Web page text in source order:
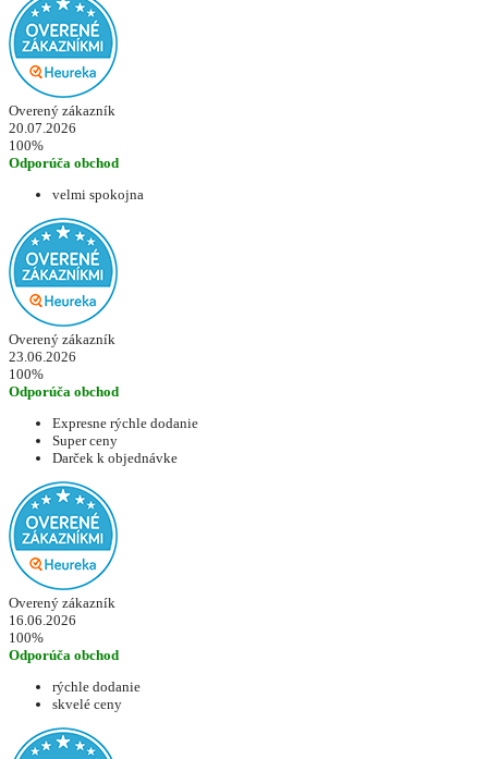
Overený zákazník
20.07.2026
100%
Odporúča obchod
velmi spokojna
Overený zákazník
23.06.2026
100%
Odporúča obchod
Expresne rýchle dodanie
Super ceny
Darček k objednávke
Overený zákazník
16.06.2026
100%
Odporúča obchod
rýchle dodanie
skvelé ceny